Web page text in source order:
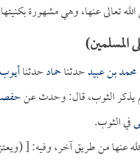
تعالى عنها، وهي مشهورة
محمد بن عبيدحدثناحمادحدثناأيوب
يذكر الثوب، قال: وحدث عن
في الثوب.
عنها من طريق آخر، وفيه: [